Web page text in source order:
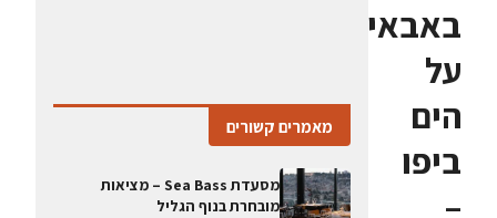
באבאי
על
הים
ביפו
–
מאמרים קשורים
מסעדת Sea Bass – מציאות
מובחרת בנוף הגליל